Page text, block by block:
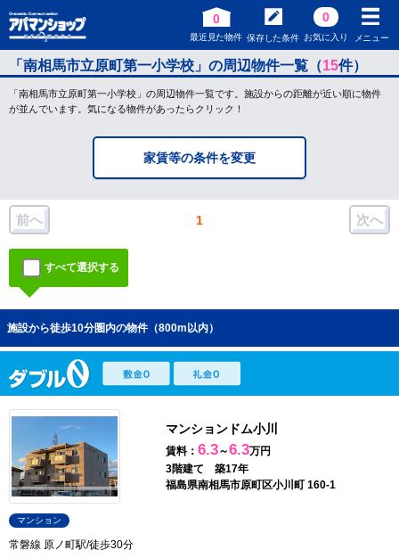
0
最近見た物件 保存した条件
0
お気に入り メニュー
「南相馬市立原町第一小学校」の周辺物件一覧（15件）
「南相馬市立原町第一小学校」の周辺物件一覧です。施設からの距離が近い順に物件
が並んでいます。気になる物件があったらクリック！
家賃等の条件を変更
前へ 1 次へ
すべて選択する
施設から徒歩10分圏内の物件（800m以内）
マンションドム小川
賃料： 6.3～6.3万円
3階建て 築17年
福島県南相馬市原町区小川町 160-1
マンション
常磐線 原ノ町駅/徒歩30分